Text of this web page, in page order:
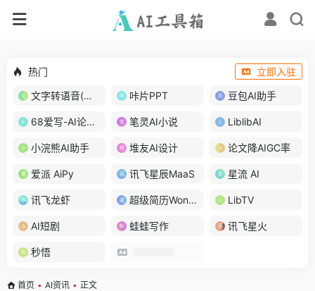
热门
立即入驻
文字转语音(琅琅配音)
咔片PPT 豆包AI助手
68爱写-AI论文写作 笔灵AI小说 LiblibAI
小浣熊AI助手 堆友AI设计 论文降AIGC率
爱派 AiPy 讯飞星辰MaaS 星流 AI
讯飞龙虾 超级简历WonderCV LibTV
AI短剧 蛙蛙写作 讯飞星火
秒悟
首页 • AI资讯 • 正文